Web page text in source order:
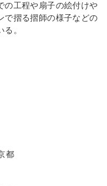
の工程や扇子の絵付けや
で摺る摺師の様子などの
。
都